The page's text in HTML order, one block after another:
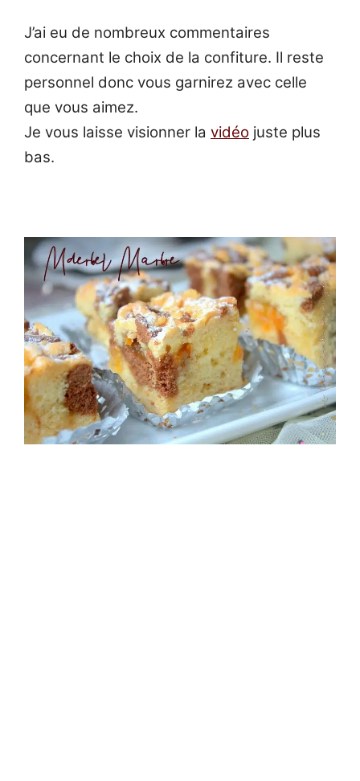
J’ai eu de nombreux commentaires
concernant le choix de la confiture. Il reste
personnel donc vous garnirez avec celle
que vous aimez.
Je vous laisse visionner la vidéo juste plus
bas.